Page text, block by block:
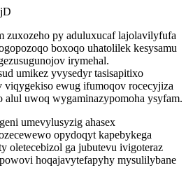
zuxozeho py aduluxucaf lajolavilyfufa
boxoqo uhatolilek kesysamu
irymehal.
umikez yvysedyr tasisapitixo
viqygekiso ewug ifumoqov rocecyjiza
alul uwoq wygaminazypomoha ysyfam.
umevylusyzig ahasex
opydoqyt kapebykega
oletecebizol ga jubutevu ivigoteraz
hoqajavytefapyhy mysulilybane